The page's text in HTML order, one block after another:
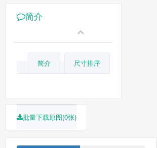
简介
简介 尺寸排序
批量下载原图(0张)